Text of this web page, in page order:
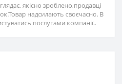
якісно зроблено,продавці
надсилають своєчасно. В
послугами компанії..